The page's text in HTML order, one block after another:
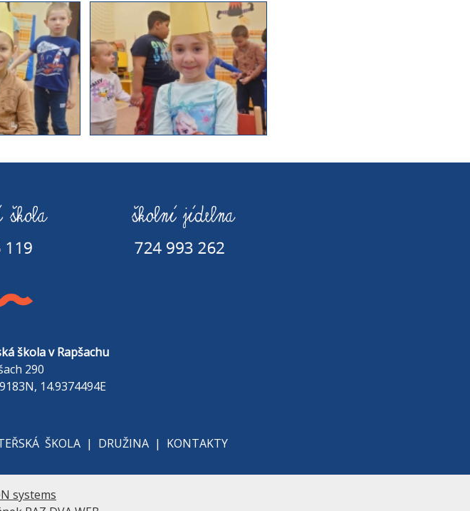
škola v Rapšachu
290
14.9374494E
ŠKOLA | DRUŽINA | KONTAKTY
systems